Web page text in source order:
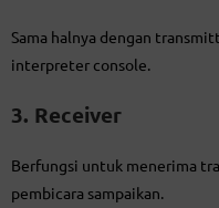
Sama halnya dengan
interpreter console.
3. Receiver
Berfungsi untuk menerima
pembicara sampaikan.